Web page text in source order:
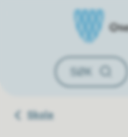
SØK
Du er her:
Skole